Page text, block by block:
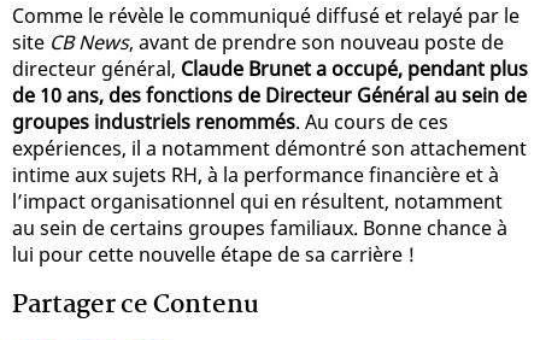
Comme le révèle le communiqué diffusé et relayé par le
site CB News, avant de prendre son nouveau poste de
directeur général, Claude Brunet a occupé, pendant plus
de 10 ans, des fonctions de Directeur Général au sein de
groupes industriels renommés. Au cours de ces
expériences, il a notamment démontré son attachement
intime aux sujets RH, à la performance financière et à
l’impact organisationnel qui en résultent, notamment
au sein de certains groupes familiaux. Bonne chance à
lui pour cette nouvelle étape de sa carrière !
Partager ce Contenu